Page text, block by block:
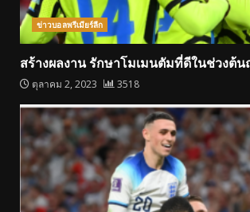
ข่าวบอลพรีเมียร์ลีก
สร้างผลงาน รักษาโมเมนตัมที่ดีในช่วงต้น
ตุลาคม 2, 2023 3518